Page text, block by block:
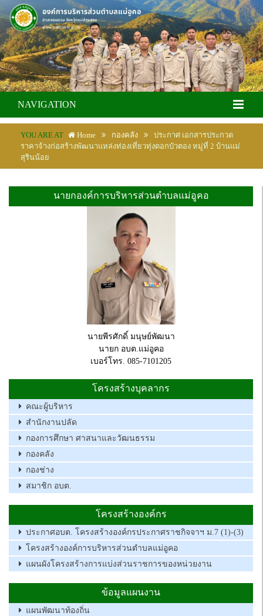
NAVIGATION
YOU ARE AT Home กองคลัง
ประกาศ เอกสารประกวด
ราคาจ้างก่อสร้างพัฒนาแหล่งท่องเที่ยวทุ่งดอกบัวตอง หมู่ที่ 2 บ้านแม่
สุรินน้อย
นายกองค์การบริหารส่วนตำบลแม่อูคอ
นายพีรศักดิ์ มนุษย์พัฒนา
นายก อบต.แม่อูคอ
เบอร์โทร. 085-7101205
โครงสร้างบุคลากร
คณะผู้บริหาร
สำนักงานปลัด
กองการศึกษา ศาสนาและวัฒนธรรม
กองคลัง
กองช่าง
สมาชิก อบต.
โครงสร้างองค์กร
ประกาศอบต. โครงสร้างองค์กรประกาศราชกิจจาฯ ม.7 (1)-(3)
โครงสร้างองค์การบริหารส่วนตำบลแม่อูคอ
แผนผังโครงสร้างการแบ่งส่วนราชการของหน่วยงาน
ข้อมูลแผนงาน
แผนพัฒนาท้องถิ่น